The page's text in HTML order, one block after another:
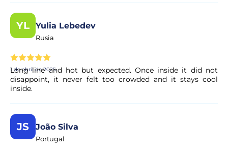
YL Yulia Lebedev
Rusia
1 de abril de 2025
Long line and hot but expected. Once inside it did not
disappoint, it never felt too crowded and it stays cool
inside.
JS João Silva
Portugal